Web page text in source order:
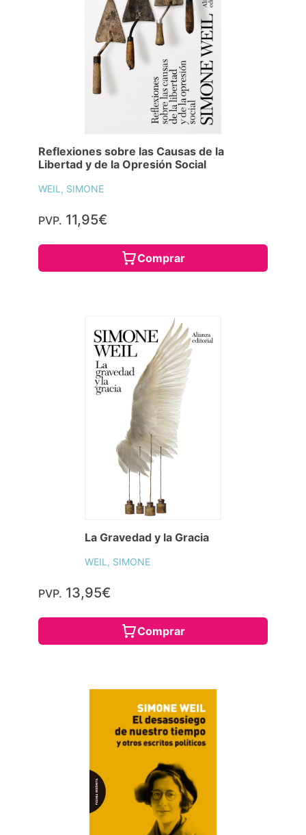
Reflexiones sobre las Causas de la
Libertad y de la Opresión Social
WEIL, SIMONE
PVP. 11,95€
Comprar
La Gravedad y la Gracia
WEIL, SIMONE
PVP. 13,95€
Comprar